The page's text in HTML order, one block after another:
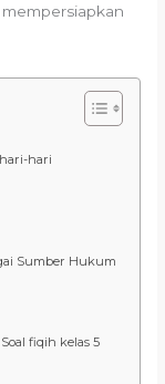
hari
Sumber Hukum
fiqih kelas 5